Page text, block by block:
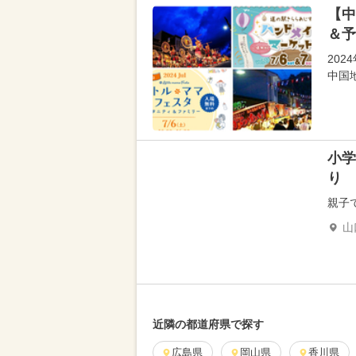
【
＆
2024
中国
小
り
親子
近隣の都道府県で探す
広島県 岡山県 香川県